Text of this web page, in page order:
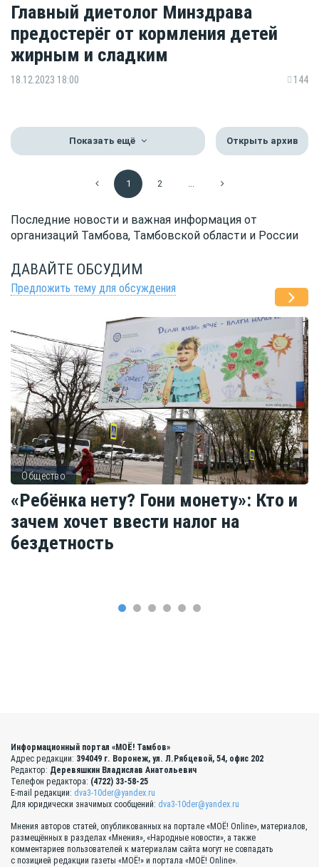
Главный диетолог Минздрава
предостерёг от кормления детей
жирным и сладким
18.12.2023 18:00 144
Показать ещё Открыть архив
1 2
Последние новости и важная информация от
организаций Тамбова, Тамбовской области и России
ДАВАЙТЕ ОБСУДИМ
Предложить тему для обсуждения
Общество
«Ребёнка нету? Гони монету»: Кто и
зачем хочет ввести налог на
бездетность
Информационный портал «МОЁ! Тамбов»
Адрес редакции: 394049 г. Воронеж, ул. Л.Рябцевой, 54, офис 202
Редактор: Деревяшкин Владислав Анатольевич
Телефон редактора: (4722) 33-58-25
E-mail редакции: dva3-10der@yandex.ru
Для юридически значимых сообщений: dva3-10der@yandex.ru
Мнения авторов статей, опубликованных на портале «МОЁ! Online», материалов,
размещённых в разделах «Мнения», «Народные новости», а также
комментариев пользователей к материалам сайта могут не совпадать
с позицией редакции газеты «МОЁ!» и портала «МОЁ! Online».